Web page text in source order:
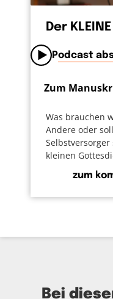
Der
Podcast
Zum
Was brauchen
Andere oder
kleinen
zum
Bei